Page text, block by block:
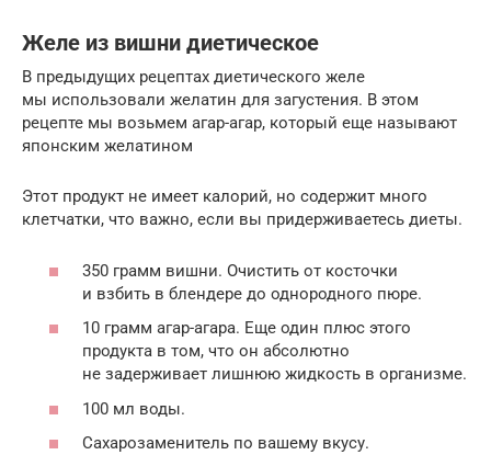
Желе из вишни диетическое
В предыдущих рецептах диетического желе
мы использовали желатин для загустения. В этом
рецепте мы возьмем агар-агар, который еще называют
японским желатином
Этот продукт не имеет калорий, но содержит много
клетчатки, что важно, если вы придерживаетесь диеты.
350 грамм вишни. Очистить от косточки
и взбить в блендере до однородного пюре.
10 грамм агар-агара. Еще один плюс этого
продукта в том, что он абсолютно
не задерживает лишнюю жидкость в организме.
100 мл воды.
Сахарозаменитель по вашему вкусу.